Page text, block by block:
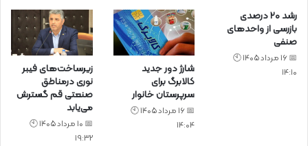
رشد ۲۰ درصدی
بازرسی‌ از واحد‌های
صنفی
📅 16 مرداد 1405 🕙
14:10
شارژ دور جدید
کالابرگ برای
سرپرستان خانوار
📅 16 مرداد 1405 🕙
14:04
زیرساخت‌های فیبر
نوری درمناطق
صنعتی قم گسترش
می‌یابد
📅 10 مرداد 1405 🕙
19:32